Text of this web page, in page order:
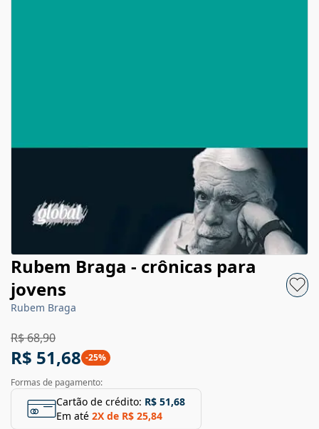
Rubem Braga - crônicas para
jovens
Rubem Braga
R$ 68,90
R$ 51,68 -25%
Formas de pagamento:
Cartão de crédito: R$ 51,68
Em até 2X de R$ 25,84